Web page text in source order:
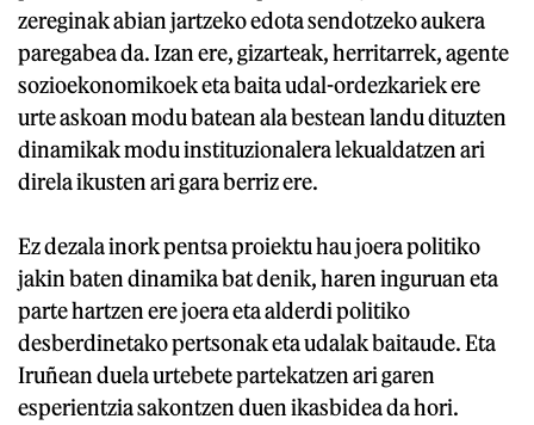
zereginak abian jartzeko edota sendotzeko aukera
paregabea da. Izan ere, gizarteak, herritarrek, agente
sozioekonomikoek eta baita udal-ordezkariek ere
urte askoan modu batean ala bestean landu dituzten
dinamikak modu instituzionalera lekualdatzen ari
direla ikusten ari gara berriz ere.
Ez dezala inork pentsa proiektu hau joera politiko
jakin baten dinamika bat denik, haren inguruan eta
parte hartzen ere joera eta alderdi politiko
desberdinetako pertsonak eta udalak baitaude. Eta
Iruñean duela urtebete partekatzen ari garen
esperientzia sakontzen duen ikasbidea da hori.